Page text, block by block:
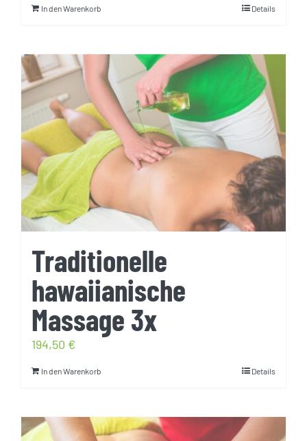
In den Warenkorb Details
Traditionelle
hawaiianische
Massage 3x
194,50 €
In den Warenkorb Details